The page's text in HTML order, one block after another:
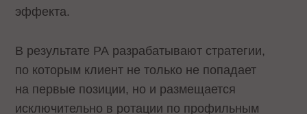
эффекта.
В результате РА разрабатывают стратегии,
по которым клиент не только не попадает
на первые позиции, но и размещается
исключительно в ротации по профильным